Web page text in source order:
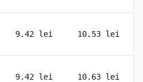
9.42 lei 10.53 lei
9.42 lei 10.63 lei